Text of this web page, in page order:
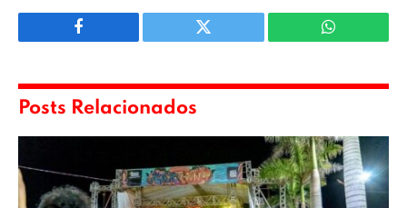
Facebook Twitter WhatsApp
Posts Relacionados